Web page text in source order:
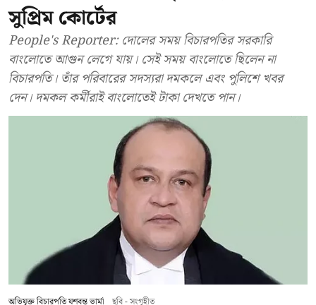
সুপ্রিম কোর্টের
People's Reporter: দোলের সময় বিচারপতির সরকারি
বাংলোতে আগুন লেগে যায়। সেই সময় বাংলোতে ছিলেন না
বিচারপতি। তাঁর পরিবারের সদস্যরা দমকলে এবং পুলিশে খবর
দেন। দমকল কর্মীরাই বাংলোতেই টাকা দেখতে পান।
অভিযুক্ত বিচারপতি যশবন্ত ভার্মা ছবি - সংগৃহীত